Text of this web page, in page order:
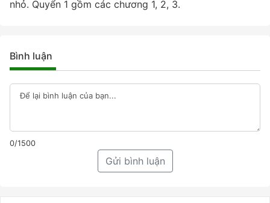
nhỏ. Quyển 1 gồm các chương 1, 2, 3.
Bình luận
0/1500
Gửi bình luận